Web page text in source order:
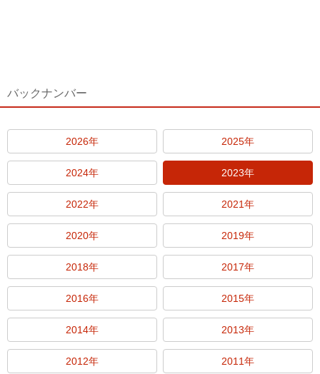
バックナンバー
2026年 2025年
2024年 2023年
2022年 2021年
2020年 2019年
2018年 2017年
2016年 2015年
2014年 2013年
2012年 2011年